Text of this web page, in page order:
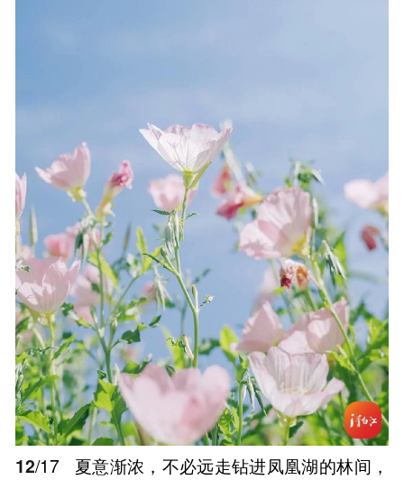
12/17
夏意渐浓，不必远走钻进凤凰湖的林间，